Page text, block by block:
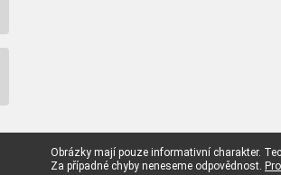
Obrázky mají pouze informativní charakter.
Za případné chyby neneseme odpovědnost.